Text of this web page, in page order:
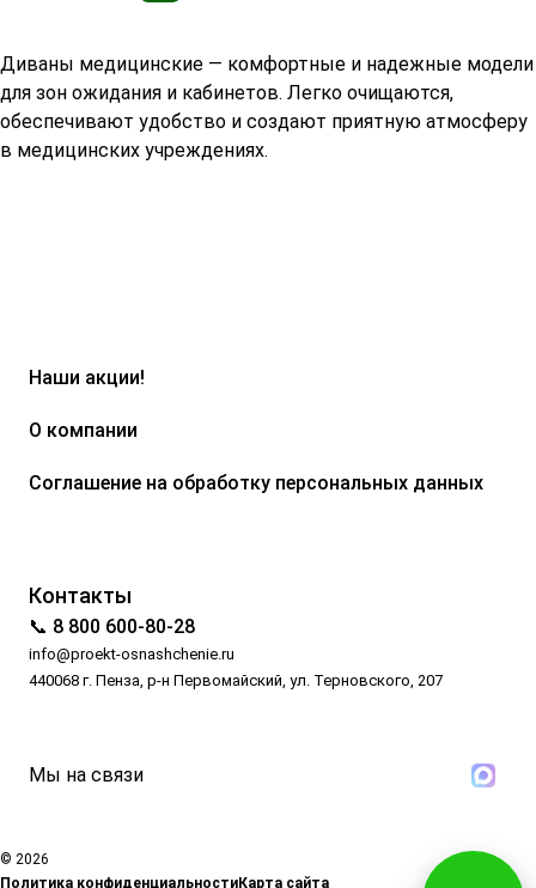
Диваны медицинские — комфортные и надежные модели
для зон ожидания и кабинетов. Легко очищаются,
обеспечивают удобство и создают приятную атмосферу
в медицинских учреждениях.
Наши акции!
О компании
Соглашение на обработку персональных данных
Контакты
📞 8 800 600-80-28
info@proekt-osnashchenie.ru
440068 г. Пенза, р-н Первомайский, ул. Терновского, 207
Мы на связи
© 2026
Политика конфиденциальностиКарта сайта